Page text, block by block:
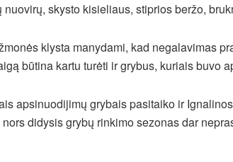
nuovirų, skysto kisieliaus, stiprios beržo,
klysta manydami, kad negalavimas
būtina kartu turėti ir grybus, kuriais buvo
apsinuodijimų grybais pasitaiko ir
didysis grybų rinkimo sezonas dar